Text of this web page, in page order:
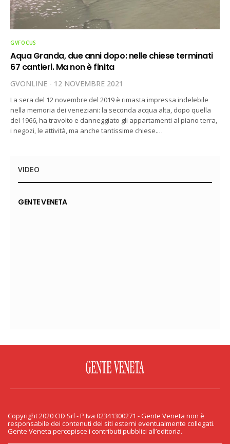
GVFOCUS
Aqua Granda, due anni dopo: nelle chiese terminati
67 cantieri. Ma non è finita
GVONLINE 12 NOVEMBRE 2021
La sera del 12 novembre del 2019 è rimasta impressa indelebile
nella memoria dei veneziani: la seconda acqua alta, dopo quella
del 1966, ha travolto e danneggiato gli appartamenti al piano terra,
i negozi, le attività, ma anche tantissime chiese.…
VIDEO
GENTE VENETA
PRIVACY & COOKIE
Copyright 2020 CID Srl - P.Iva 02341300271 - Gente Veneta non è responsabile
dei contenuti dei siti esterni eventualmente collegati. Gente Veneta percepisce
Copyright 2020 CID Srl - P.Iva 02341300271 - Gente Veneta non è
responsabile dei contenuti dei siti esterni eventualmente collegati.
Gente Veneta percepisce i contributi pubblici all’editoria.